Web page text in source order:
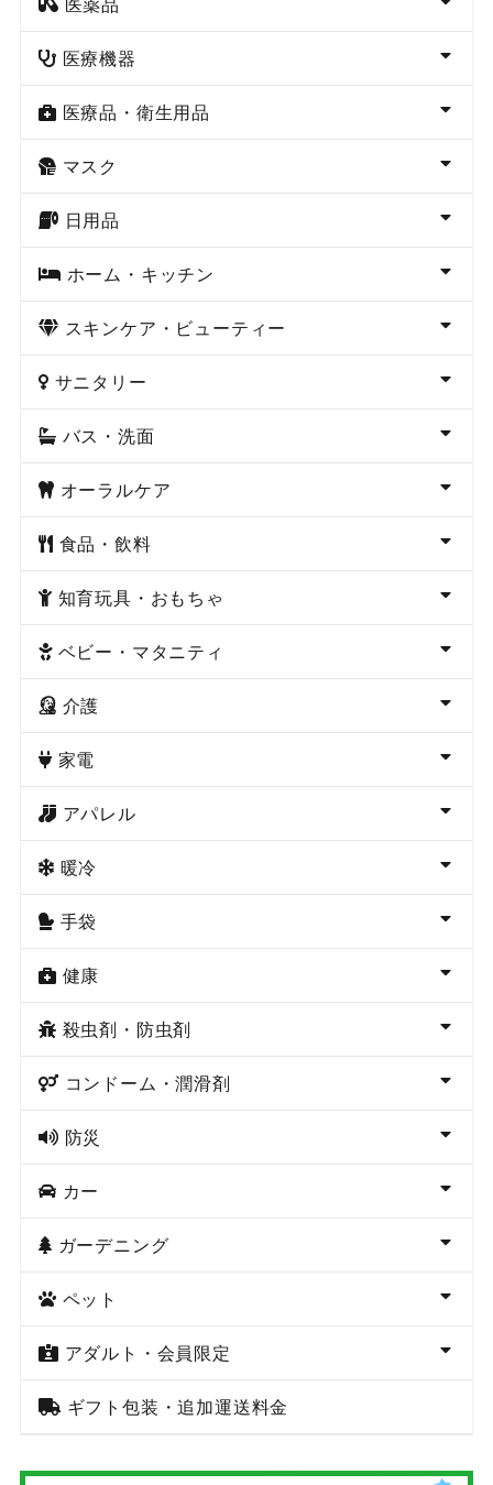
医療機器
医療品・衛生用品
マスク
日用品
ホーム・キッチン
スキンケア・ビューティー
サニタリー
バス・洗面
オーラルケア
食品・飲料
知育玩具・おもちゃ
ベビー・マタニティ
介護
家電
アパレル
暖冷
手袋
健康
殺虫剤・防虫剤
コンドーム・潤滑剤
防災
カー
ガーデニング
ペット
アダルト・会員限定
ギフト包装・追加運送料金